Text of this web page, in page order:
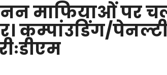
माफियाओं पर
कम्पांउडिंग/